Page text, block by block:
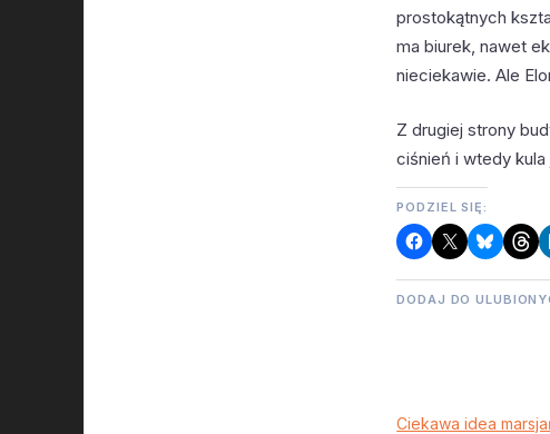
prostokątnych
ma biurek, nawet
nieciekawie. Ale
Z drugiej strony
ciśnień i wtedy
PODZIEL SIĘ:
DODAJ DO
Ciekawa idea